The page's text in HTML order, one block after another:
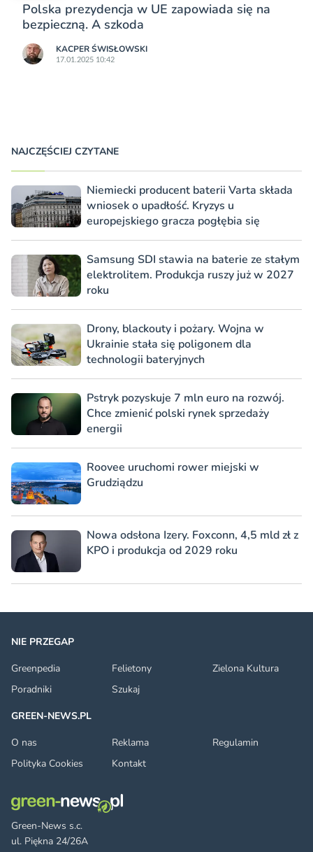
Polska prezydencja w UE zapowiada się na
bezpieczną. A szkoda
KACPER ŚWISŁO­WSKI
17.01.2025 10:42
NAJCZĘŚCIEJ CZYTANE
Niemiecki producent baterii Varta składa
wniosek o upadłość. Kryzys u
europejskiego gracza pogłębia się
Samsung SDI stawia na baterie ze stałym
elektrolitem. Produkcja ruszy już w 2027
roku
Drony, blackouty i pożary. Wojna w
Ukrainie stała się poligonem dla
technologii bateryjnych
Pstryk pozyskuje 7 mln euro na rozwój.
Chce zmienić polski rynek sprzedaży
energii
Roovee uruchomi rower miejski w
Grudziądzu
Nowa odsłona Izery. Foxconn, 4,5 mld zł z
KPO i produkcja od 2029 roku
Green-News s.c.
ul. Piękna 24/26A
NIE PRZEGAP
Greenpedia
Felietony
Zielona Kultura
Poradniki
Szukaj
GREEN-NEWS.PL
O nas
Reklama
Regulamin
Polityka Cookies
Kontakt